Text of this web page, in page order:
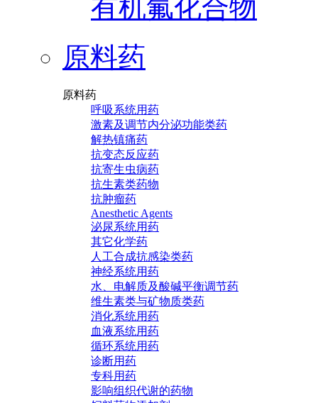
有机氟化合物
原料药
原料药
呼吸系统用药
激素及调节内分泌功能类药
解热镇痛药
抗变态反应药
抗寄生虫病药
抗生素类药物
抗肿瘤药
Anesthetic Agents
泌尿系统用药
其它化学药
人工合成抗感染类药
神经系统用药
水、电解质及酸碱平衡调节药
维生素类与矿物质类药
消化系统用药
血液系统用药
循环系统用药
诊断用药
专科用药
影响组织代谢的药物